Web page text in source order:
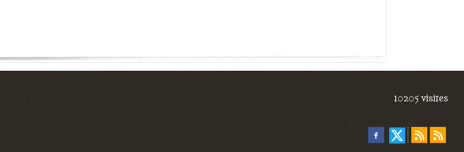
10205 visites